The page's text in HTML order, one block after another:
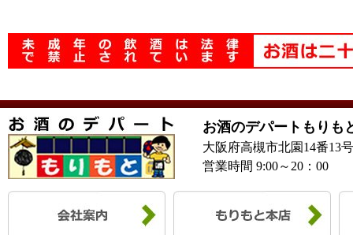
お酒のデパートもりも
大阪府高槻市北園14番13
営業時間 9:00～20：00